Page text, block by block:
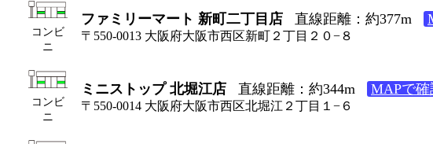
コンビ
ニ
ファミリーマート 新町二丁目店 直線距離：約377m
〒550-0013 大阪府大阪市西区新町２丁目２０−８
コンビ
ニ
ミニストップ 北堀江店 直線距離：約344m MAPで確
〒550-0014 大阪府大阪市西区北堀江２丁目１−６